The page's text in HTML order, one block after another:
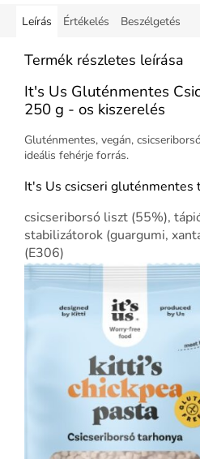
Leírás Értékelés Beszélgetés
Termék részletes leírása
It's Us Gluténmentes
250 g - os kiszerelés
Gluténmentes, vegán,
ideális fehérje forrás.
It's Us csicseri gluténmentes
csicseriborsó liszt (55%),
stabilizátorok (guargumi,
(E306)